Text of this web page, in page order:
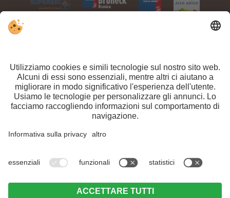
Part. IVA IT 03100450216 // CIN: IT021063A1TPPMV63T //Sitemap
Editoria//Direttiva privacy//Impostazioni cookie individuali// ©
Adulti Bambini